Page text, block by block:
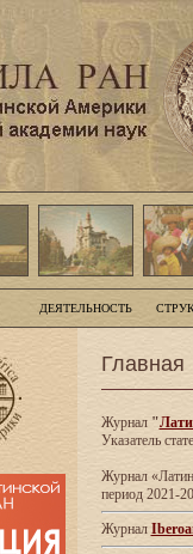
ДЕЯТЕЛЬНОСТЬ
Главная
Журнал"
Указатель
Журнал
период 2021-
Журнал